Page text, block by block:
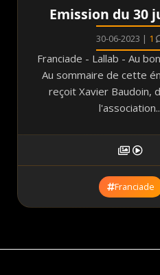
Emission du 30
30-06-2023 | 1
Franciade - Lallab - Au
Au sommaire de cette
reçoit Xavier Baudoin,
Franciade